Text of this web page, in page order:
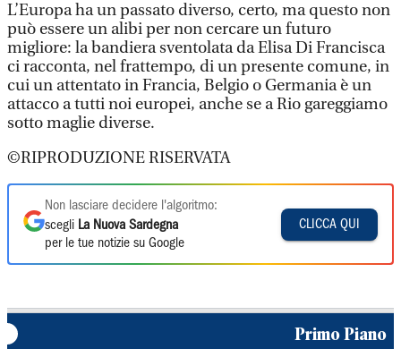
L’Europa ha un passato diverso, certo, ma questo non
può essere un alibi per non cercare un futuro
migliore: la bandiera sventolata da Elisa Di Francisca
ci racconta, nel frattempo, di un presente comune, in
cui un attentato in Francia, Belgio o Germania è un
attacco a tutti noi europei, anche se a Rio gareggiamo
sotto maglie diverse.
©RIPRODUZIONE RISERVATA
Non lasciare decidere l'algoritmo:
scegli La Nuova Sardegna
per le tue notizie su Google
CLICCA QUI
Primo Piano